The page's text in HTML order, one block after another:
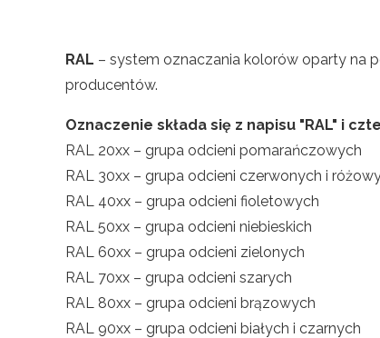
RAL – system oznaczania kolorów oparty na
producentów.
Oznaczenie składa się z napisu "RAL" i
RAL 20xx – grupa odcieni pomarańczowych
RAL 30xx – grupa odcieni czerwonych i
RAL 40xx – grupa odcieni fioletowych
RAL 50xx – grupa odcieni niebieskich
RAL 60xx – grupa odcieni zielonych
RAL 70xx – grupa odcieni szarych
RAL 80xx – grupa odcieni brązowych
RAL 90xx – grupa odcieni białych i czarnych